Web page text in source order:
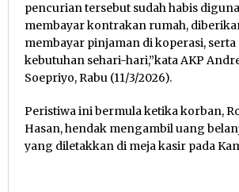
pencurian tersebut sudah habis
membayar kontrakan rumah,
membayar pinjaman di koperasi,
kebutuhan sehari-hari,”kata AKP
Soepriyo, Rabu (11/3/2026).
Peristiwa ini bermula ketika korban,
Hasan, hendak mengambil uang
yang diletakkan di meja kasir pada